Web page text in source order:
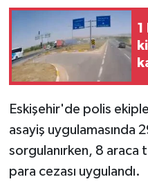
1
Eskişehir'de polis
asayiş uygulamasında
sorgulanırken, 8
para cezası uygulandı.